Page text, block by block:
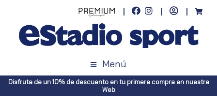
Menú
Envíos gratuitos a toda España (Canarias, pedidos
Península, pedidos superiores a 100€)